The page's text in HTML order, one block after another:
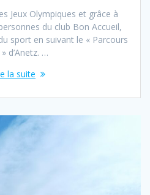
Jeux Olympiques et grâce à
du club Bon Accueil,
sport en suivant le « Parcours
d’Anetz. …
la suite